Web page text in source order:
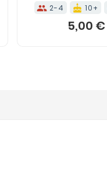
groups2-4 cake 10+
5,00 €